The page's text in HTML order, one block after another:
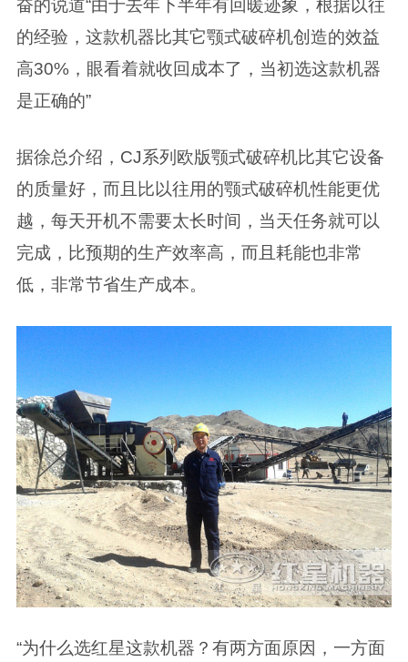
奋的说道“由于去年下半年有回暖迹象，根据以往
的经验，这款机器比其它颚式破碎机创造的效益
高30%，眼看着就收回成本了，当初选这款机器
是正确的”
据徐总介绍，CJ系列欧版颚式破碎机比其它设备
的质量好，而且比以往用的颚式破碎机性能更优
越，每天开机不需要太长时间，当天任务就可以
完成，比预期的生产效率高，而且耗能也非常
低，非常节省生产成本。
“为什么选红星这款机器？有两方面原因，一方面